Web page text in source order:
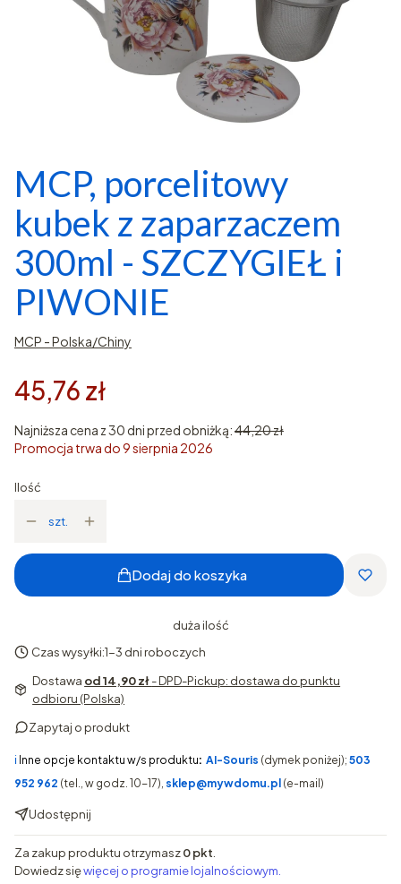
MCP, porcelitowy
kubek z zaparzaczem
300ml - SZCZYGIEŁ i
PIWONIE
MCP - Polska/Chiny
45,76 zł
Najniższa cena z 30 dni przed obniżką:44,20 zł
Promocja trwa do 9 sierpnia 2026
Ilość
szt.
Dodaj do koszyka
duża ilość
Czas wysyłki:1-3 dni roboczych
Dostawa od 14,90 zł- DPD-Pickup: dostawa do punktu
odbioru (Polska)
Zapytaj o produkt
ℹ️ Inne opcje kontaktu w/s produktu: AI-Souris (dymek poniżej); 503
952 962 (tel., w godz. 10-17), sklep@mywdomu.pl (e-mail)
Udostępnij
Za zakup produktu otrzymasz0 pkt
Dowiedz sięwięcej o programie lojalnościowym.